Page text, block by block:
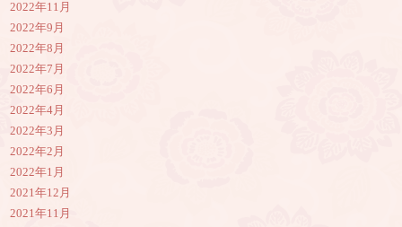
2022年11月
2022年9月
2022年8月
2022年7月
2022年6月
2022年4月
2022年3月
2022年2月
2022年1月
2021年12月
2021年11月